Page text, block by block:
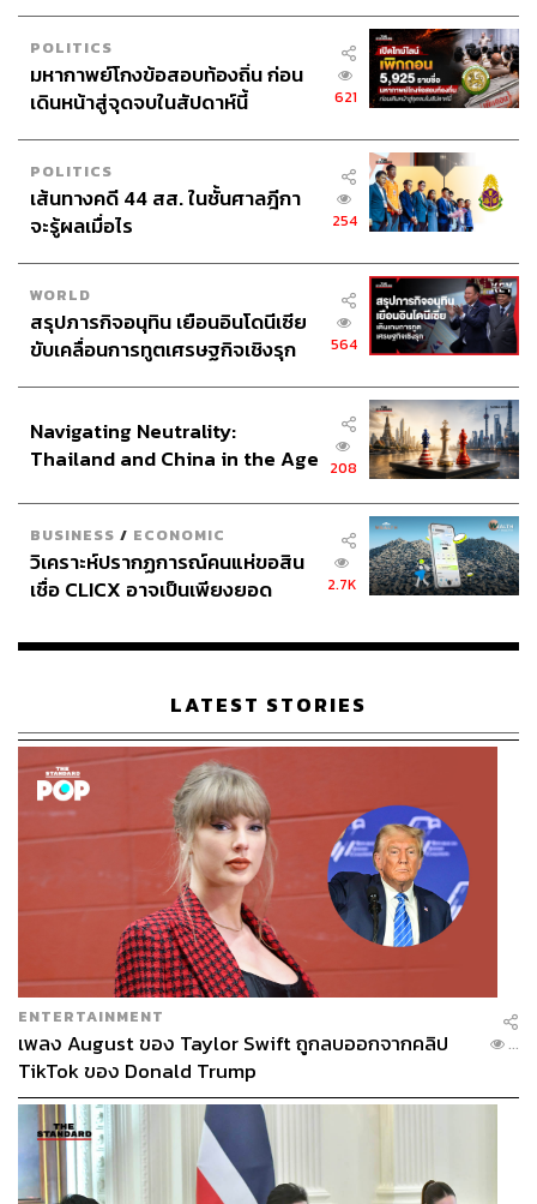
POLITICS
มหากาพย์โกงข้อสอบท้องถิ่น ก่อน
เดินหน้าสู่จุดจบในสัปดาห์นี้
621
POLITICS
เส้นทางคดี 44 สส. ในชั้นศาลฎีกา
จะรู้ผลเมื่อไร
254
WORLD
สรุปภารกิจอนุทิน เยือนอินโดนีเซีย
ขับเคลื่อนการทูตเศรษฐกิจเชิงรุก
564
Navigating Neutrality:
Thailand and China in the Age
208
BUSINESS / ECONOMIC
วิเคราะห์ปรากฏการณ์คนแห่ขอสิน
เชื่อ CLICX อาจเป็นเพียงยอด
เรือนไทยที่ถูกซุกไว้
2.7K
LATEST STORIES
ENTERTAINMENT
เพลง August ของ Taylor Swift ถูกลบออกจากคลิป
TikTok ของ Donald Trump
...